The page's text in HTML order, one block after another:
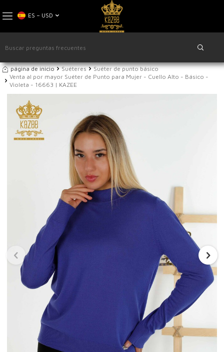
ES − USD
página de inicio Suéteres
Suéter de punto básico
Venta al por mayor Suéter de Punto para Mujer - Cuello Alto - Básico -
Violeta - 16663 | KAZEE